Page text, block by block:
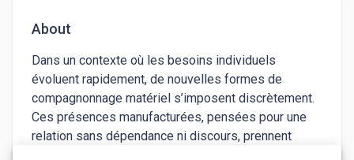
About
Dans un contexte où les besoins individuels
évoluent rapidement, de nouvelles formes de
compagnonnage matériel s’imposent discrètement.
Ces présences manufacturées, pensées pour une
relation sans dépendance ni discours, prennent